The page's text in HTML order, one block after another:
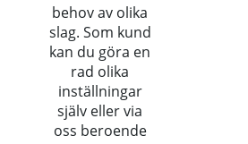
behov av olika
slag. Som kund
kan du göra en
rad olika
inställningar
själv eller via
oss beroende